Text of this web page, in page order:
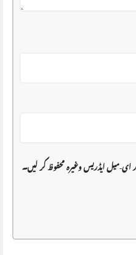
ای-میل ایڈریس وغیرہ محفوظ کر لیں۔